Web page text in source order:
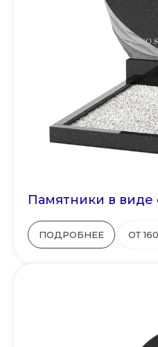
Памятники в виде
ПОДРОБНЕЕ ОТ